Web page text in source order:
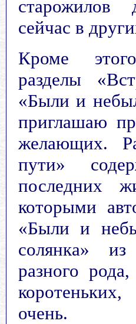
старожилов
сейчас в
Кроме
разделы
«Были и
приглашаю
желающих.
пути»
последних
которыми
«Были и
солянка» из
разного
очень.